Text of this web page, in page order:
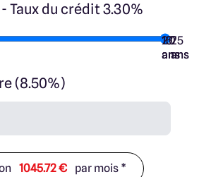
Taux du crédit 3.30%
7
ans
10
ans
15
ans
20
ans
25
ans
(8.50%)
1045.72 € par mois *